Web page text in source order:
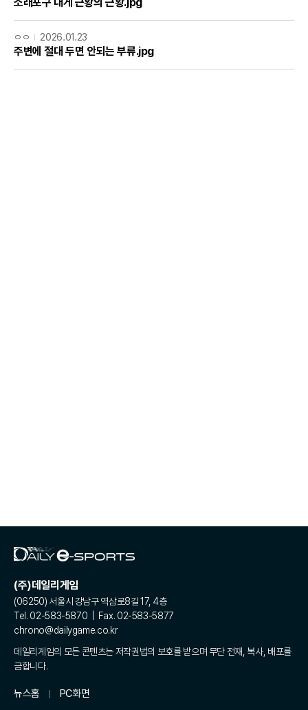
ㅇㅇ 2026.01.23
주변에 절대 두면 안되는 부류.jpg
(주)데일리게임
(06250) 서울시 강남구 역삼로8길 17, 4층
Tel. 02-583-5870 | Fax. 02-583-5877
chrono@dailygame.co.kr
데일리게임의 모든 콘텐츠는 저작권법의 보호를 받으며 무단 전재, 복사, 배포를
금합니다.
뉴스홈 PC화면